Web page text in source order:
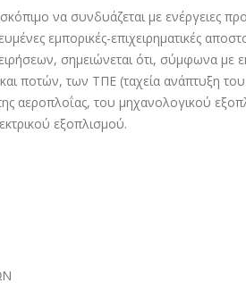
να συνδυάζεται µε ενέργειες
εµπορικές-επιχειρηµατικές
σηµειώνεται ότι, σύµφωνα µε
ποτών, των ΤΠΕ (ταχεία ανάπτυξη
του µηχανολογικού
εξοπλισµού.